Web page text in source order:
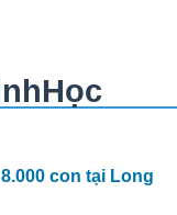
con tại Long